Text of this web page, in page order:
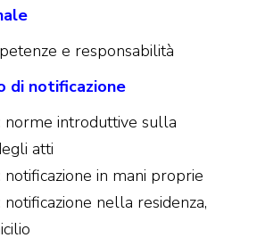
e responsabilità
di notificazione
norme introduttive sulla
atti
notificazione in mani proprie
notificazione nella residenza,